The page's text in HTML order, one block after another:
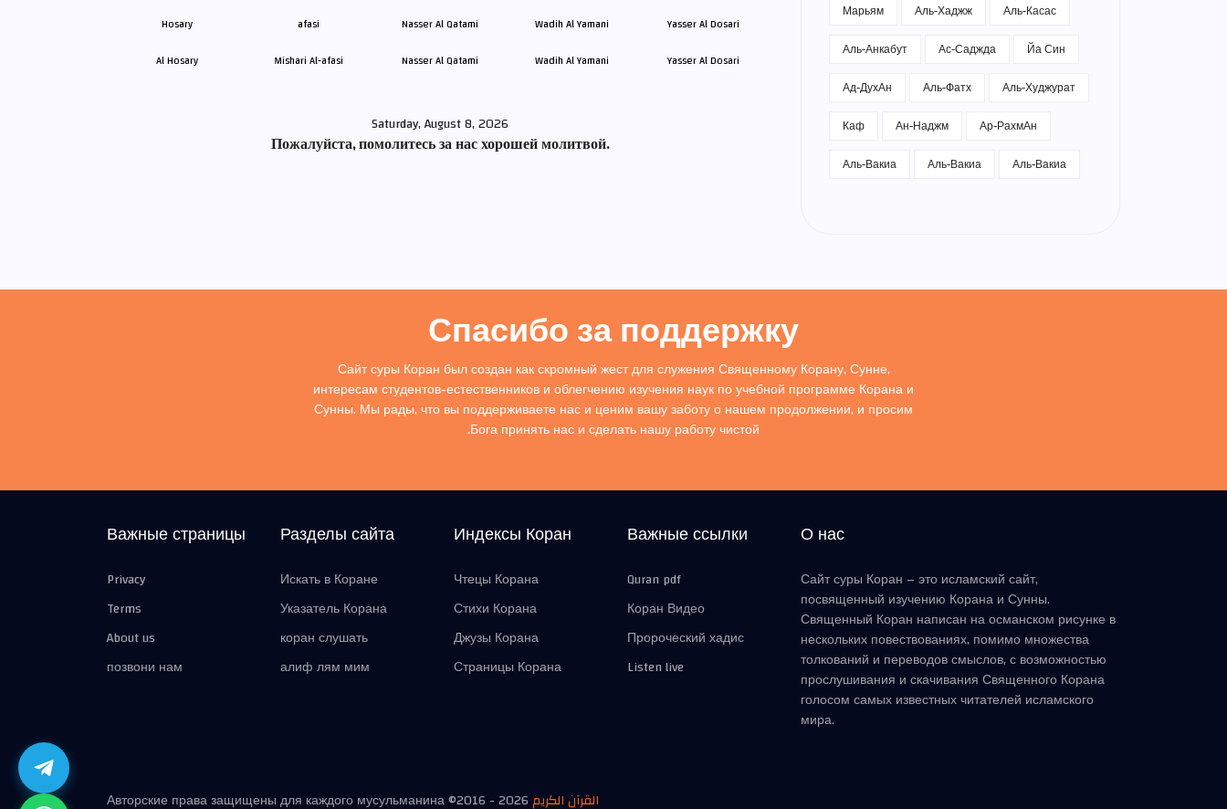
Al Hosary Mishari Al-afasi Nasser Al Qatami Wadih Al Yamani Yasser Al Dosari
Saturday, August 8, 2026
Пожалуйста, помолитесь за нас хорошей молитвой.
Марьям
Аль-Хаджж
Аль-Касас
Аль-Анкабут
Ас-Саджда
Йа Син
Ад-ДухАн
Аль-Фатх
Аль-Худжурат
Каф
Ан-Наджм
Ар-РахмАн
Аль-Вакиа
Аль-Вакиа Аль-Вакиа
Спасибо за поддержку
Сайт суры Коран был создан как скромный жест для служения Священному Корану, Сунне,
интересам студентов-естественников и облегчению изучения наук по учебной программе Корана и
Сунны. Мы рады, что вы поддерживаете нас и ценим вашу заботу о нашем продолжении, и просим
Бога принять нас и сделать нашу работу чистой.
Важные страницы
Privacy
Terms
About us
позвони нам
Разделы сайта
Искать в Коране
Указатель Корана
коран слушать
алиф лям мим
Индексы Коран
Чтецы Корана
Стихи Корана
Джузы Корана
Страницы Корана
Важные ссылки
Quran pdf
Коран Видео
Пророческий хадис
Listen live
О нас
Сайт суры Коран – это исламский сайт,
посвященный изучению Корана и Сунны.
Священный Коран написан на османском рисунке в
нескольких повествованиях, помимо множества
толкований и переводов смыслов, с возможностью
прослушивания и скачивания Священного Корана
голосом самых известных читателей исламского
мира.
Авторские права защищены для каждого мусульманина ©2016 -2026القرآن الكريم